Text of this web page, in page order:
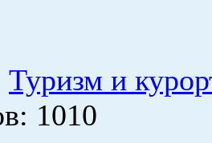
Туризм и
: 1010